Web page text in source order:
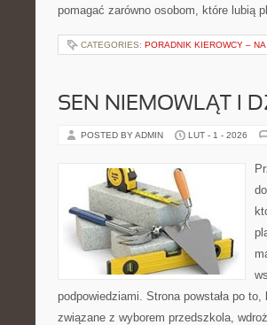
pomagać zarówno osobom, które lubią
CATEGORIES: PORADNIK KIEROWCY –
SEN NIEMOWLĄT I
POSTED BY ADMIN LUT - 1 - 2026
podpowiedziami. Strona powstała po
związane z wyborem przedszkola,